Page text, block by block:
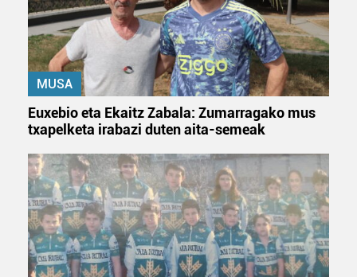
MUSA
Euxebio eta Ekaitz Zabala: Zumarragako mus
txapelketa irabazi duten aita-semeak